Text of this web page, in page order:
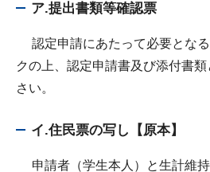
ア.提出書類等確認票
認定申請にあたって必要とな
クの上、認定申請書及び添付書
さい。
イ.住民票の写し【原本】
申請者（学生本人）と生計維